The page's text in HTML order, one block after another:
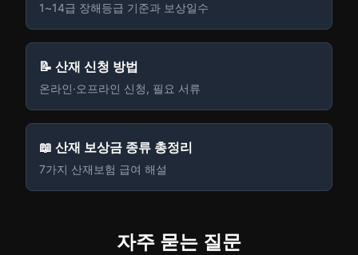
1~14급 장해등급 기준과 보상일수
📝 산재 신청 방법
온라인·오프라인 신청, 필요 서류
📖 산재 보상금 종류 총정리
7가지 산재보험 급여 해설
자주 묻는 질문